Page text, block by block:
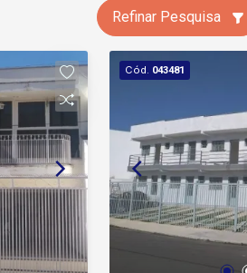
Refinar Pesquisa
Cód. 043481